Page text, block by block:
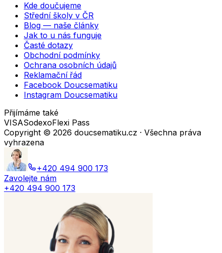
Kde doučujeme
Střední školy v ČR
Blog — naše články
Jak to u nás funguje
Časté dotazy
Obchodní podmínky
Ochrana osobních údajů
Reklamační řád
Facebook Doucsematiku
Instagram Doucsematiku
Přijímáme také
VISASodexoFlexi Pass
Copyright © 2026 doucsematiku.cz · Všechna práva
vyhrazena
+420 494 900 173
Zavolejte nám
+420 494 900 173